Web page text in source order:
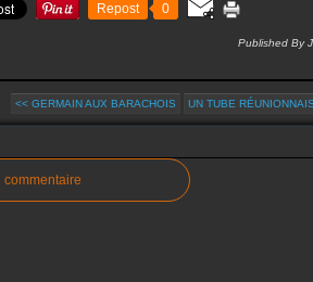
Repost 0
Published By
<< GERMAIN AUX BARACHOIS UN TUBE
commentaire